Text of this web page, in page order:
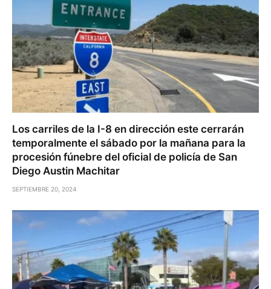
Los carriles de la I-8 en dirección este cerrarán
temporalmente el sábado por la mañana para la
procesión fúnebre del oficial de policía de San
Diego Austin Machitar
SEPTIEMBRE 20, 2024